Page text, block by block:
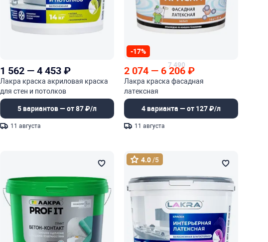
1 562 —4 453₽
Лакра краска акриловая краска
для стен и потолков
5 вариантов — от 87 ₽/л
11 августа
-17%
2 074 — 7 490
6 206₽
Лакра краска фасадная
латексная
4 варианта — от 127 ₽/л
11 августа
4.0/5